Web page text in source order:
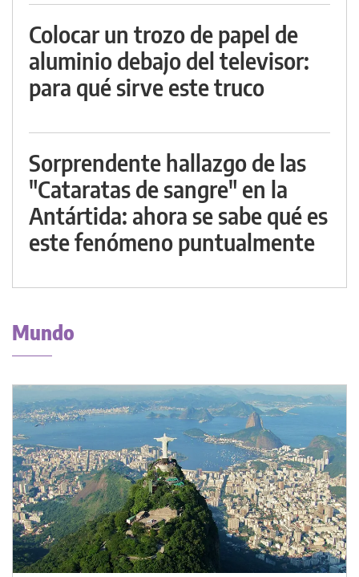
Colocar un trozo de papel de
aluminio debajo del televisor:
para qué sirve este truco
Sorprendente hallazgo de las
"Cataratas de sangre" en la
Antártida: ahora se sabe qué es
este fenómeno puntualmente
Mundo